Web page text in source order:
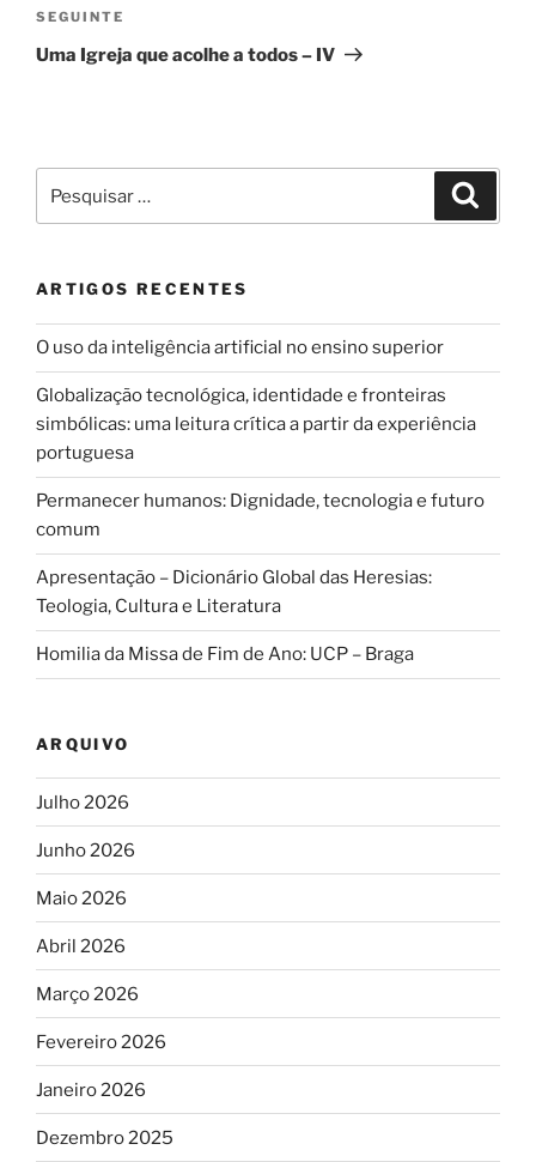
Conteúdo
seguinte
SEGUINTE
Uma Igreja que acolhe a todos – IV
por:
ARTIGOS RECENTES
O uso da inteligência artificial no ensino superior
Globalização tecnológica, identidade e fronteiras
simbólicas: uma leitura crítica a partir da experiência
portuguesa
Permanecer humanos: Dignidade, tecnologia e futuro
comum
Apresentação – Dicionário Global das Heresias:
Teologia, Cultura e Literatura
Homilia da Missa de Fim de Ano: UCP – Braga
ARQUIVO
Julho 2026
Junho 2026
Maio 2026
Abril 2026
Março 2026
Fevereiro 2026
Janeiro 2026
Dezembro 2025